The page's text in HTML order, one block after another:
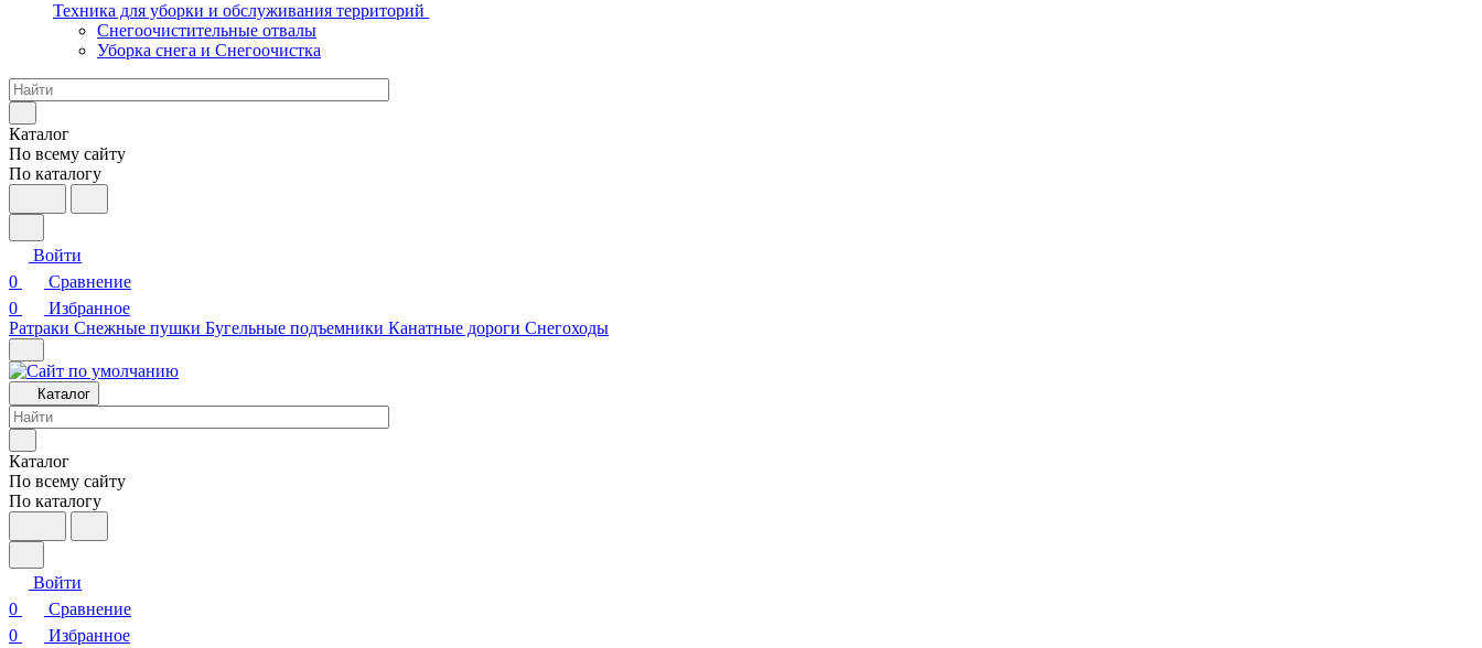
Техника для уборки и обслуживания территорий
Снегоочистительные отвалы
Уборка снега и Снегоочистка
Каталог
По всему сайту
По каталогу
Войти
0
Сравнение
0
Избранное
Ратраки Снежные пушки Бугельные подъемники Канатные дороги Снегоходы
Каталог
Каталог
По всему сайту
По каталогу
Войти
0
Сравнение
0
Избранное